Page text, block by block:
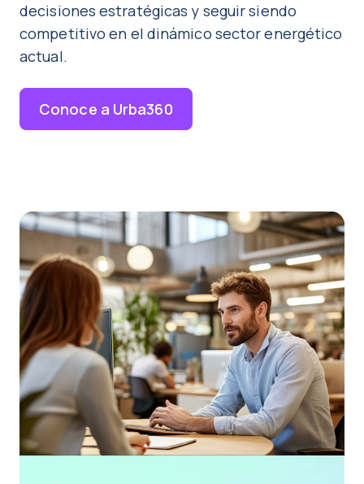
decisiones estratégicas y seguir siendo
competitivo en el dinámico sector energético
actual.
Conoce a Urba360